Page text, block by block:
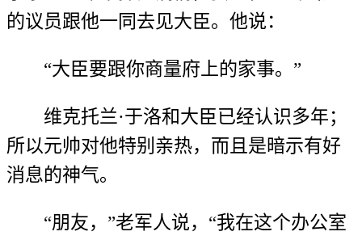
的议员跟他一同去见大臣。他说：
“大臣要跟你商量府上的家事。”
维克托兰·于洛和大臣已经认识多年；
所以元帅对他特别亲热，而且是暗示有好
消息的神气。
“朋友，”老军人说，“我在这个办公室